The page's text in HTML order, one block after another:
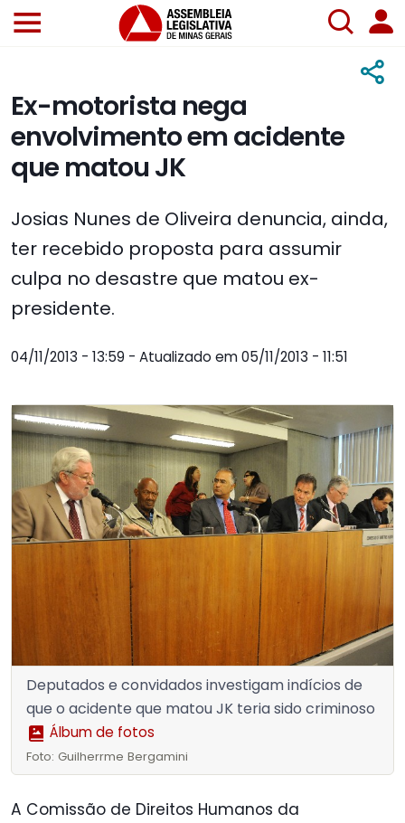
Ex-motorista nega
envolvimento em acidente
que matou JK
Josias Nunes de Oliveira denuncia, ainda,
ter recebido proposta para assumir
culpa no desastre que matou ex-
presidente.
04/11/2013 - 13:59 - Atualizado em 05/11/2013 - 11:51
Deputados e convidados investigam indícios de
que o acidente que matou JK teria sido criminoso
Álbum de fotos
Foto: Guilherrme Bergamini
A Comissão de Direitos Humanos da